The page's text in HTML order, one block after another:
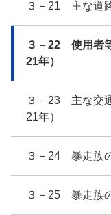
３－21 主な道
３－22 使用者
21年）
３－23 主な交
21年）
３－24 暴走族
３－25 暴走族